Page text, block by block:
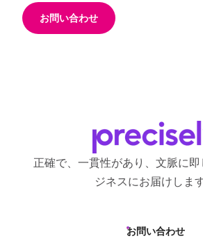
お問い合わせ
正確で、一貫性があり、文脈に
ジネスにお届けします
お問い合わせ